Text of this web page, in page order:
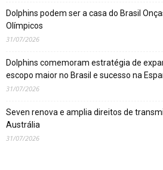
Dolphins podem ser a casa do Brasil
Olímpicos
31/07/2026
Dolphins comemoram estratégia de
escopo maior no Brasil e sucesso na
31/07/2026
Seven renova e amplia direitos de
Austrália
31/07/2026